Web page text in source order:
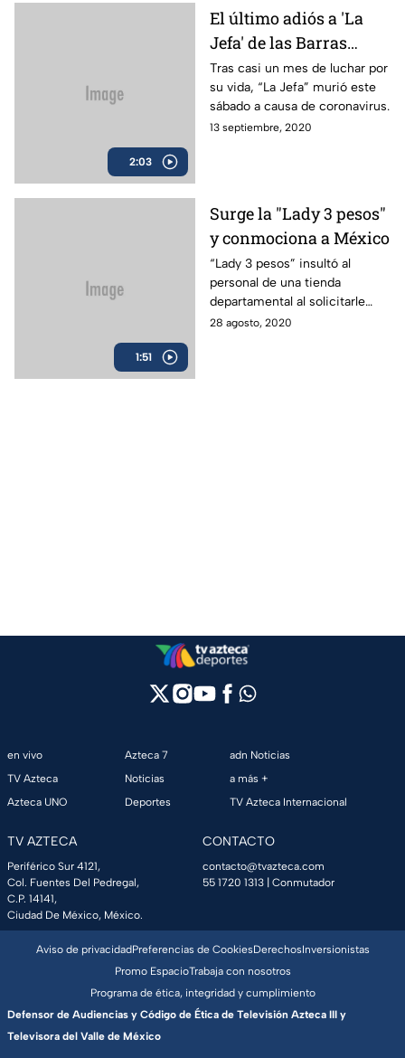
2:03
El último adiós a 'La
Jefa' de las Barras
Praderas
Tras casi un mes de luchar por
su vida, “La Jefa” murió este
sábado a causa de coronavirus.
13 septiembre, 2020
1:51
Surge la "Lady 3 pesos"
y conmociona a México
“Lady 3 pesos” insultó al
personal de una tienda
departamental al solicitarle
seguir las indicaciones
28 agosto, 2020
en vivo
TV Azteca
Azteca UNO
Azteca 7
Noticias
Deportes
adn Noticias
a más +
TV Azteca Internacional
TV AZTECA
Periférico Sur 4121,
Col. Fuentes Del Pedregal,
C.P. 14141,
Ciudad De México, México.
CONTACTO
contacto@tvazteca.com
55 1720 1313 | Conmutador
Aviso de privacidadPreferencias de CookiesDerechosInversionistas
Promo EspacioTrabaja con nosotros
Programa de ética, integridad y cumplimiento
Defensor de Audiencias y Código de Ética de Televisión Azteca III y
Televisora del Valle de México